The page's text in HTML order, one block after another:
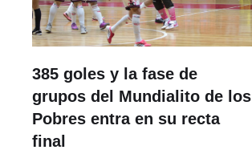
385 goles y la fase de
grupos del Mundialito de los
Pobres entra en su recta
final